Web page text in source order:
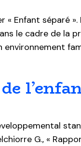
Enfant séparé
le cadre de la
G., «